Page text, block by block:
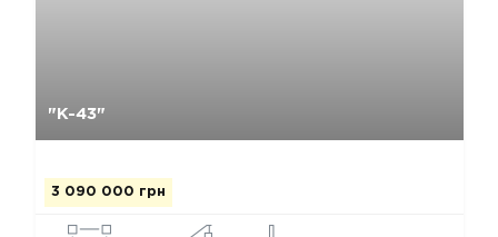
"К-43"
3 090 000 грн